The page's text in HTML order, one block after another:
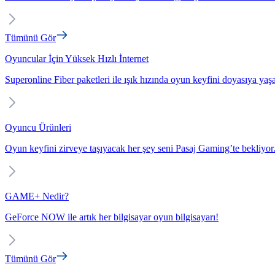
Tümünü Gör
Oyuncular İçin Yüksek Hızlı İnternet
Superonline Fiber paketleri ile ışık hızında oyun keyfini doyasıya
Oyuncu Ürünleri
Oyun keyfini zirveye taşıyacak her şey seni Pasaj Gaming’te bekliyor.
GAME+ Nedir?
GeForce NOW ile artık her bilgisayar oyun bilgisayarı!
Tümünü Gör